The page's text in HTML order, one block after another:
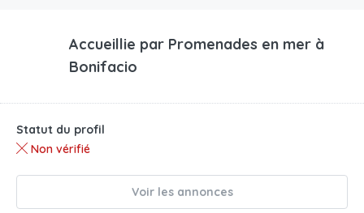
Accueillie par Promenades en mer à
Bonifacio
Statut du profil
Non vérifié
Voir les annonces